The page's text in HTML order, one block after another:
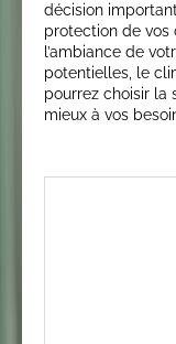
décision
protection de vos
l’ambiance de
potentielles, le
pourrez choisir la
mieux à vos